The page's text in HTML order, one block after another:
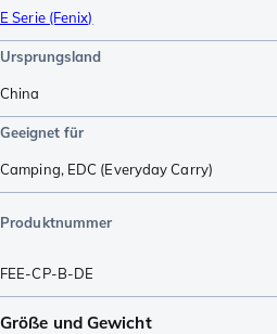
E Serie (Fenix)
Ursprungsland
China
Geeignet für
Camping, EDC (Everyday Carry)
Produktnummer
FEE-CP-B-DE
Größe und Gewicht